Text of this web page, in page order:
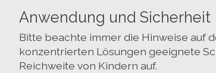
Anwendung und Sicherheit
Bitte beachte immer die Hinweise auf
konzentrierten Lösungen geeignete
Reichweite von Kindern auf.